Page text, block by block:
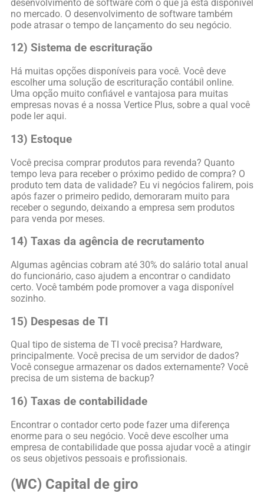
desenvolvimento de software com o que já está disponível
no mercado. O desenvolvimento de software também
pode atrasar o tempo de lançamento do seu negócio.
12) Sistema de escrituração
Há muitas opções disponíveis para você. Você deve
escolher uma solução de escrituração contábil online.
Uma opção muito confiável e vantajosa para muitas
empresas novas é a nossa Vertice Plus, sobre a qual você
pode ler aqui.
13) Estoque
Você precisa comprar produtos para revenda? Quanto
tempo leva para receber o próximo pedido de compra? O
produto tem data de validade? Eu vi negócios falirem, pois
após fazer o primeiro pedido, demoraram muito para
receber o segundo, deixando a empresa sem produtos
para venda por meses.
14) Taxas da agência de recrutamento
Algumas agências cobram até 30% do salário total anual
do funcionário, caso ajudem a encontrar o candidato
certo. Você também pode promover a vaga disponível
sozinho.
15) Despesas de TI
Qual tipo de sistema de TI você precisa? Hardware,
principalmente. Você precisa de um servidor de dados?
Você consegue armazenar os dados externamente? Você
precisa de um sistema de backup?
16) Taxas de contabilidade
Encontrar o contador certo pode fazer uma diferença
enorme para o seu negócio. Você deve escolher uma
empresa de contabilidade que possa ajudar você a atingir
os seus objetivos pessoais e profissionais.
(WC) Capital de giro